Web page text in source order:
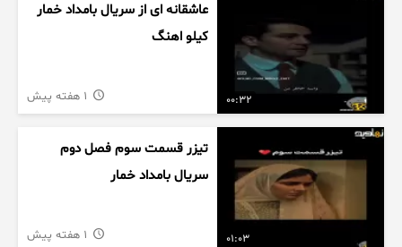
00:32
عاشقانه ای از سریال بامداد خمار
کیلو اهنگ
01:03
تیزر قسمت سوم فصل دوم
سریال بامداد خمار